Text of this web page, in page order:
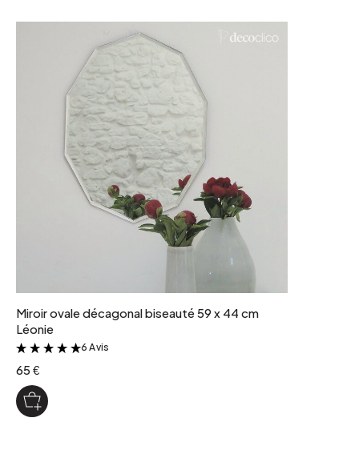
poids colis
systeme accroche
Crochets au dos
Miroir ovale décagonal biseauté 59 x 44 cm
Léonie
&
6 Avis
65 €